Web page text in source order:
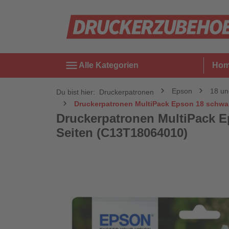
menu Alle Kategorien
Du bist hier: Druckerpatronen Epson
18
Druckerpatronen MultiPack Epson 18
Druckerpatronen MultiPack
Seiten (C13T18064010)